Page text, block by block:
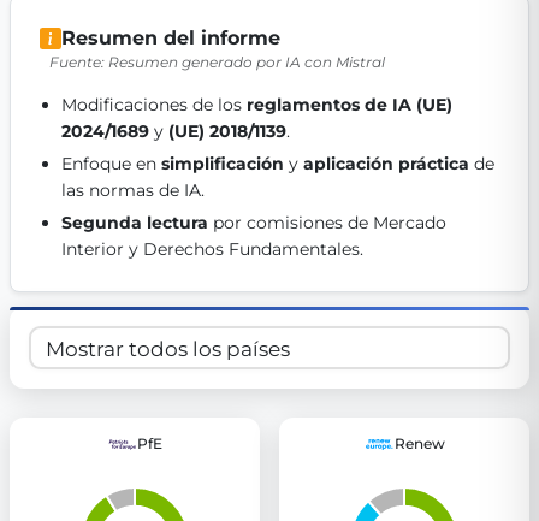
Get Involved
Become a member:Join us to advance digital democracy
Volunteer:
Contribute your skills in technology, design,
Support democracy: Help us strengthen accountability
Resumen del informe
Fuente: Resumen generado por IA con Mistral
Modificaciones de los reglamentos de IA (UE)
2024/1689 y (UE) 2018/1139.
Enfoque en simplificación y aplicación práctica de
las normas de IA.
Segunda lectura por comisiones de Mercado
Interior y Derechos Fundamentales.
PfE Renew